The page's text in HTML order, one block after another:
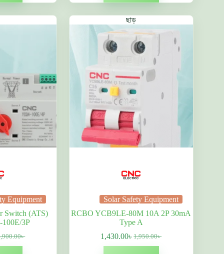
Equipment
Switch (ATS)
3P
৳
ছাড়
Solar Safety Equipment
RCBO YCB9LE-80M 10A 2P 30mA
Type A
1,950.00৳
Original
1,430.00৳বর্তমান